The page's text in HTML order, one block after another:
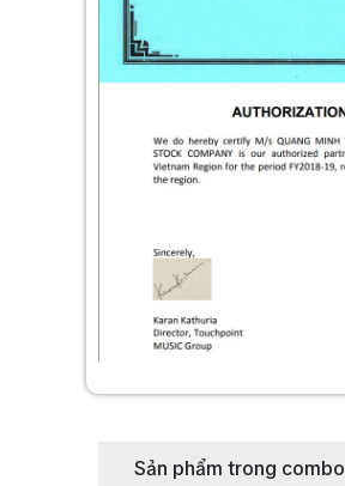
Sản phẩm trong combo